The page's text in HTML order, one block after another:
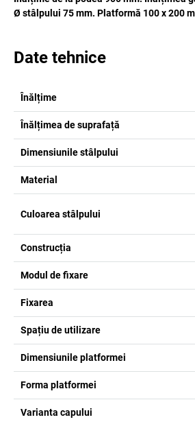
Ø stâlpului 75 mm. Platformă 100 x 200
Date tehnice
Înălțime
Înălțimea de suprafață
Dimensiunile stâlpului
Material
Culoarea stâlpului
Construcția
Modul de fixare
Fixarea
Spațiu de utilizare
Dimensiunile platformei
Forma platformei
Varianta capului